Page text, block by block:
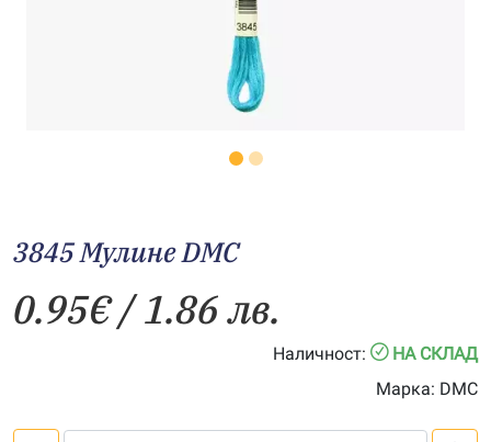
3845 Мулине DMC
0.95€/ 1.86 лв.
Наличност:
НА СКЛАД
Марка: DMC